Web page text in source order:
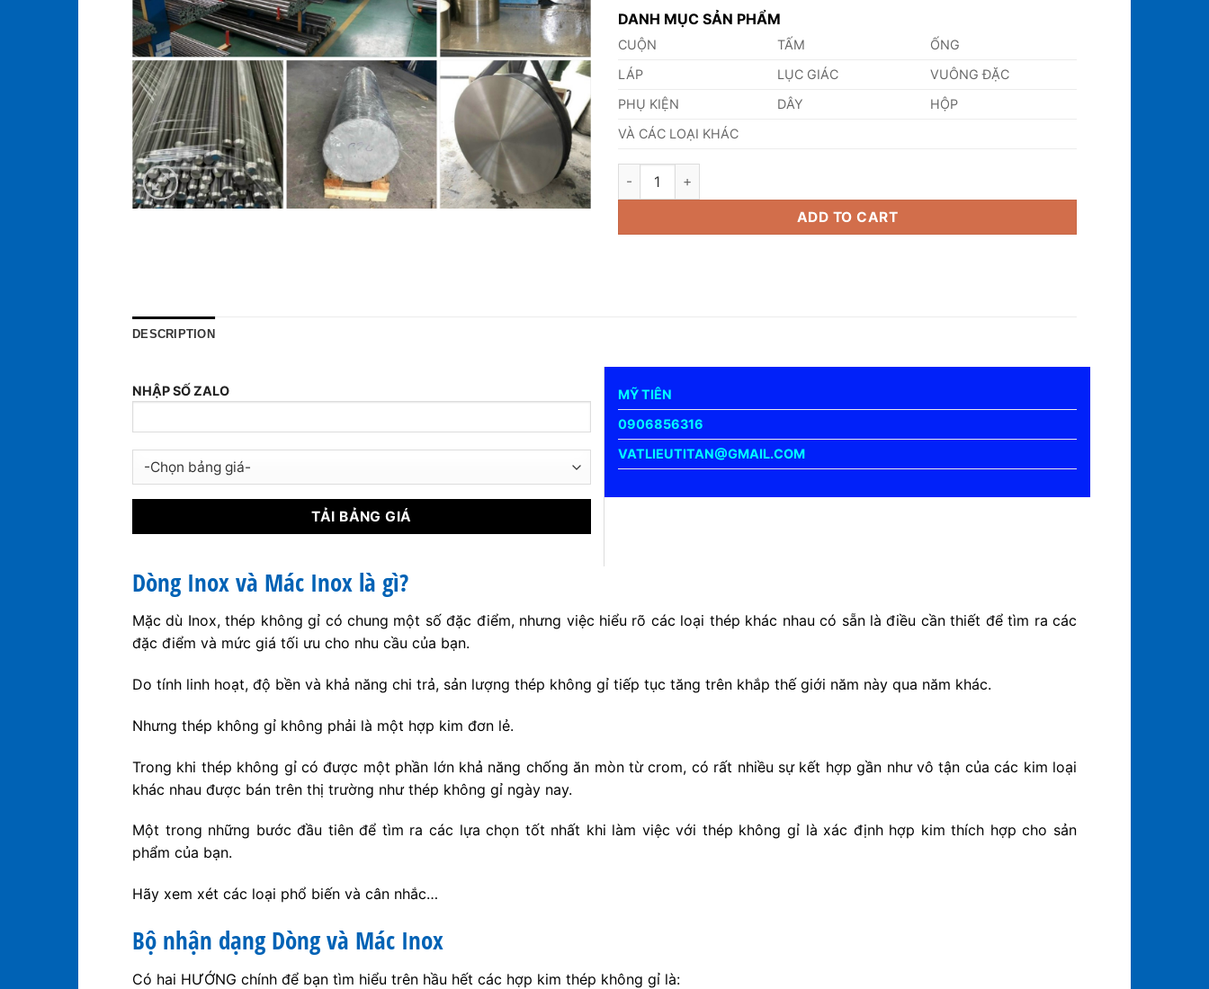
DANH MỤC SẢN PHẨM
CUỘN TẤM
ỐNG
LÁP
LỤC GIÁC
VUÔNG ĐẶC
PHỤ KIỆN
DÂY
HỘP
VÀ CÁC LOẠI KHÁC
Láp Inox 416 Phi 65mm quantity
ADD TO CART
DESCRIPTION
NHẬP SỐ ZALO
MỸ TIÊN
0906856316
VATLIEUTITAN@GMAIL.COM
Dòng Inox và Mác Inox là gì?
Mặc dù Inox, thép không gỉ có chung một số đặc điểm, nhưng việc hiểu rõ các loại thép khác nhau có sẵn là điều cần thiết để tìm ra các
đặc điểm và mức giá tối ưu cho nhu cầu của bạn.
Do tính linh hoạt, độ bền và khả năng chi trả, sản lượng thép không gỉ tiếp tục tăng trên khắp thế giới năm này qua năm khác.
Nhưng thép không gỉ không phải là một hợp kim đơn lẻ.
Trong khi thép không gỉ có được một phần lớn khả năng chống ăn mòn từ crom, có rất nhiều sự kết hợp gần như vô tận của các kim loại
khác nhau được bán trên thị trường như thép không gỉ ngày nay.
Một trong những bước đầu tiên để tìm ra các lựa chọn tốt nhất khi làm việc với thép không gỉ là xác định hợp kim thích hợp cho sản
phẩm của bạn.
Hãy xem xét các loại phổ biến và cân nhắc…
Bộ nhận dạng Dòng và Mác Inox
Có hai HƯỚNG chính để bạn tìm hiểu trên hầu hết các hợp kim thép không gỉ là: